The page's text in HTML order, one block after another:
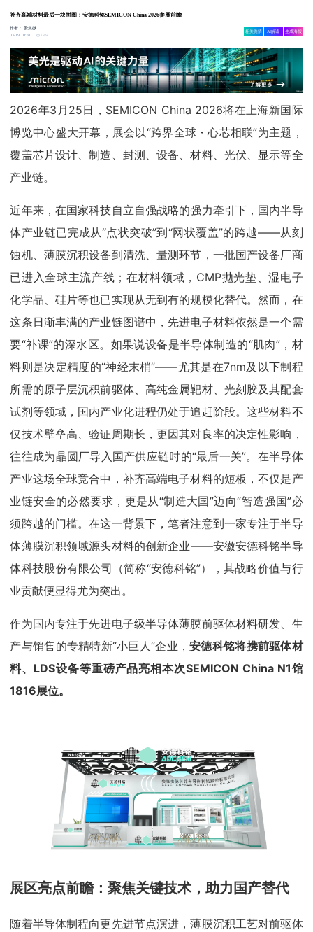
补齐高端材料最后一块拼图：安德科铭SEMICON China 2026参展前瞻
作者：爱集微
03-19 10:31
3.4w
相关舆情 AI解读 生成海报
2026年3月25日，SEMICON China 2026将在上海新国际
博览中心盛大开幕，展会以“跨界全球・心芯相联”为主题，
覆盖芯片设计、制造、封测、设备、材料、光伏、显示等全
产业链。
近年来，在国家科技自立自强战略的强力牵引下，国内半导
体产业链已完成从“点状突破”到“网状覆盖”的跨越——从刻
蚀机、薄膜沉积设备到清洗、量测环节，一批国产设备厂商
已进入全球主流产线；在材料领域，CMP抛光垫、湿电子
化学品、硅片等也已实现从无到有的规模化替代。然而，在
这条日渐丰满的产业链图谱中，先进电子材料依然是一个需
要“补课”的深水区。如果说设备是半导体制造的“肌肉”，材
料则是决定精度的“神经末梢”——尤其是在7nm及以下制程
所需的原子层沉积前驱体、高纯金属靶材、光刻胶及其配套
试剂等领域，国内产业化进程仍处于追赶阶段。这些材料不
仅技术壁垒高、验证周期长，更因其对良率的决定性影响，
往往成为晶圆厂导入国产供应链时的“最后一关”。在半导体
产业这场全球竞合中，补齐高端电子材料的短板，不仅是产
业链安全的必然要求，更是从“制造大国”迈向“智造强国”必
须跨越的门槛。在这一背景下，笔者注意到一家专注于半导
体薄膜沉积领域源头材料的创新企业——安徽安德科铭半导
体科技股份有限公司（简称“安德科铭”），其战略价值与行
业贡献便显得尤为突出。
作为国内专注于先进电子级半导体薄膜前驱体材料研发、生
产与销售的专精特新“小巨人”企业，安德科铭将携前驱体材
料、LDS设备等重磅产品亮相本次SEMICON China N1馆
1816展位。
展区亮点前瞻：聚焦关键技术，助力国产替代
随着半导体制程向更先进节点演进，薄膜沉积工艺对前驱体